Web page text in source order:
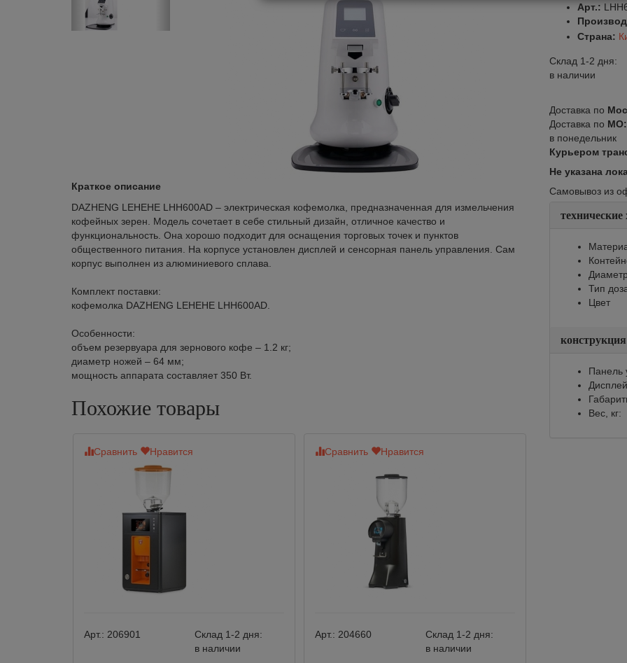
Краткое описание
DAZHENG LEHEHE LHH600AD – электрическая кофемолка, предназначенная для измельчения
кофейных зерен. Модель сочетает в себе стильный дизайн, отличное качество и
функциональность. Она хорошо подходит для оснащения торговых точек и пунктов
общественного питания. На корпусе установлен дисплей и сенсорная панель управления. Сам
корпус выполнен из алюминиевого сплава.
Комплект поставки:
кофемолка DAZHENG LEHEHE LHH600AD.
Особенности:
объем резервуара для зернового кофе – 1.2 кг;
диаметр ножей – 64 мм;
мощность аппарата составляет 350 Вт.
Похожие товары
Сравнить Нравится
Арт.: 206901
Склад 1-2 дня:
в наличии
Сравнить Нравится
Арт.: 204660
Склад 1-2 дня:
в наличии
Арт.:
Страна:
Склад 1-2 дня:
в наличии
Доставка по
Доставка по МО:
в понедельник
Курьером
Не указана
Самовывоз из
Тип
Цвет
конструкция
Панель
Дисплей
Вес, кг: